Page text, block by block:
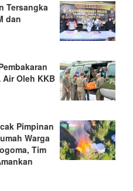
Tersangka
dan
Oleh KKB
Pimpinan
Warga
Tim